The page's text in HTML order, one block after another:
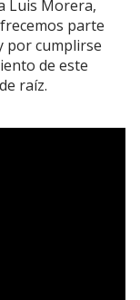
Luis Morera,
parte
por cumplirse
de este
raíz.